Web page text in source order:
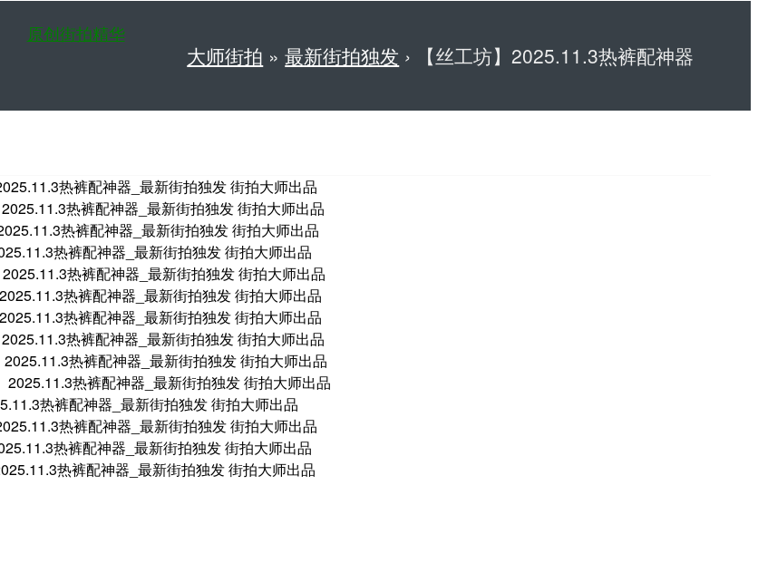
原创街拍精华
大师街拍 »最新街拍独发 › 【丝工坊】2025.11.3热裤配神器